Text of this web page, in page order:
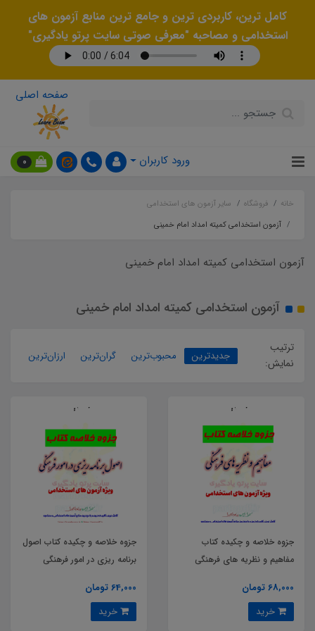
کامل ترین، کاربردی ترین و جامع ترین منابع آزمون های
استخدامی و مصاحبه "معرفی صوتی سایت پرتو یادگیری"
صفحه اصلی
ورود کاربران 0
خانه فروشگاه
سایر آزمون های استخدامی
آزمون استخدامی کمیته امداد امام خمینی
آزمون استخدامی کمیته امداد امام خمینی
آزمون استخدامی کمیته امداد امام خمینی
ترتیب
نمایش:
جدیدترین محبوب‌ترین گران‌ترین ارزان‌ترین
جزوه خلاصه و چکیده کتاب
مفاهیم و نظریه های فرهنگی
68,000 تومان
جزوه خلاصه و چکیده کتاب اصول
برنامه ریزی در امور فرهنگی
64,000 تومان